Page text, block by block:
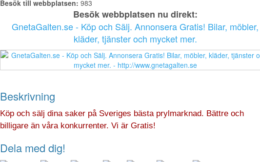
Besök till webbplatsen: 983
Besök webbplatsen nu direkt:
GnetaGalten.se - Köp och Sälj. Annonsera Gratis! Bilar, möbler,
kläder, tjänster och mycket mer.
Beskrivning
Köp och sälj dina saker på Sveriges bästa prylmarknad. Bättre och
billigare än våra konkurrenter. Vi är Gratis!
Dela med dig!